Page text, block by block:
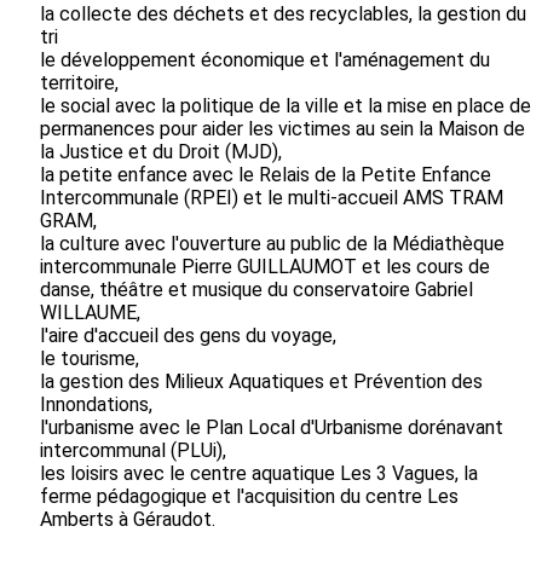
la collecte des déchets et des recyclables, la gestion du
tri
le développement économique et l'aménagement du
territoire,
le social avec la politique de la ville et la mise en place de
permanences pour aider les victimes au sein la Maison de
la Justice et du Droit (MJD),
la petite enfance avec le Relais de la Petite Enfance
Intercommunale (RPEI) et le multi-accueil AMS TRAM
GRAM,
la culture avec l'ouverture au public de la Médiathèque
intercommunale Pierre GUILLAUMOT et les cours de
danse, théâtre et musique du conservatoire Gabriel
WILLAUME,
l'aire d'accueil des gens du voyage,
le tourisme,
la gestion des Milieux Aquatiques et Prévention des
Innondations,
l'urbanisme avec le Plan Local d'Urbanisme dorénavant
intercommunal (PLUi),
les loisirs avec le centre aquatique Les 3 Vagues, la
ferme pédagogique et l'acquisition du centre Les
Amberts à Géraudot.